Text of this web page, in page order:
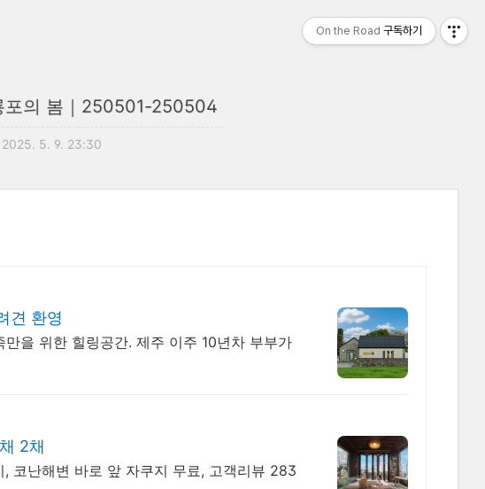
의 봄｜250501-250504
2025. 5. 9. 23:30
견 환영
2채
쿠지 무료, 고객리뷰 283
On the Road 구독하기